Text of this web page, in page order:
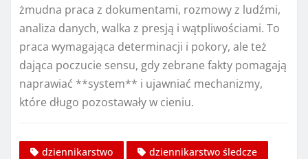
żmudna praca z dokumentami, rozmowy z ludźmi,
analiza danych, walka z presją i wątpliwościami. To
praca wymagająca determinacji i pokory, ale też
dająca poczucie sensu, gdy zebrane fakty pomagają
naprawiać **system** i ujawniać mechanizmy,
które długo pozostawały w cieniu.
dziennikarstwo
dziennikarstwo śledcze